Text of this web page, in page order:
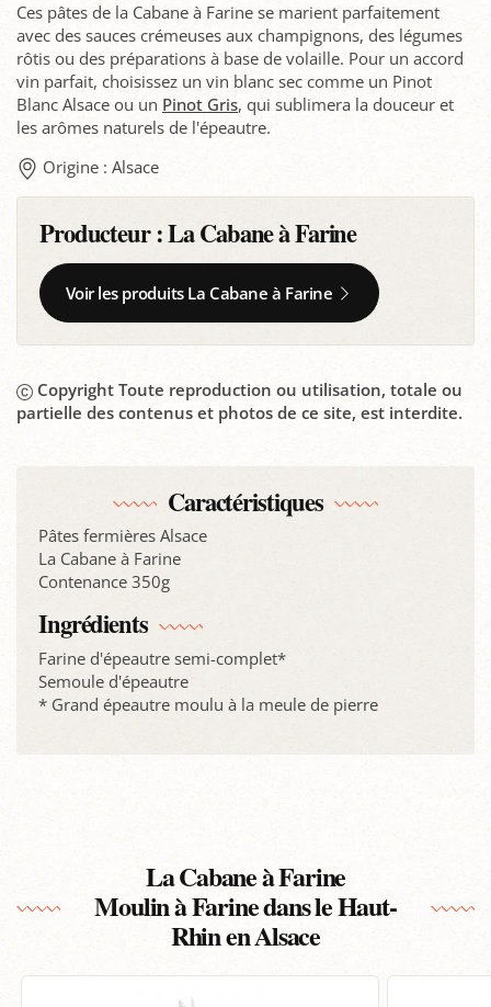
Ces pâtes de la Cabane à Farine se marient parfaitement
avec des sauces crémeuses aux champignons, des légumes
rôtis ou des préparations à base de volaille. Pour un accord
vin parfait, choisissez un vin blanc sec comme un Pinot
Blanc Alsace ou un Pinot Gris, qui sublimera la douceur et
les arômes naturels de l'épeautre.
Origine : Alsace
Producteur :La Cabane à Farine
Voir les produits La Cabane à Farine
Copyright Toute reproduction ou utilisation, totale ou
partielle des contenus et photos de ce site, est interdite.
Caractéristiques
Pâtes fermières Alsace
La Cabane à Farine
Contenance 350g
Ingrédients
Farine d'épeautre semi-complet*
Semoule d'épeautre
* Grand épeautre moulu à la meule de pierre
La Cabane à Farine
Moulin à Farine dans le Haut-
Rhin en Alsace